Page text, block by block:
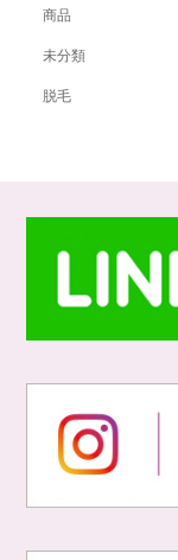
商品
未分類
脱毛